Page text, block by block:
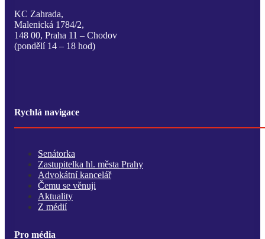
KC Zahrada,
Malenická 1784/2,
148 00, Praha 11 – Chodov
(pondělí 14 – 18 hod)
Rychlá navigace
Senátorka
Zastupitelka hl. města Prahy
Advokátní kancelář
Čemu se věnuji
Aktuality
Z médií
Pro média